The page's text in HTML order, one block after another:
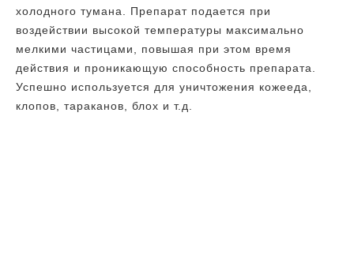
холодного тумана. Препарат подается при
воздействии высокой температуры максимально
мелкими частицами, повышая при этом время
действия и проникающую способность препарата.
Успешно используется для уничтожения кожееда,
клопов, тараканов, блох и т.д.